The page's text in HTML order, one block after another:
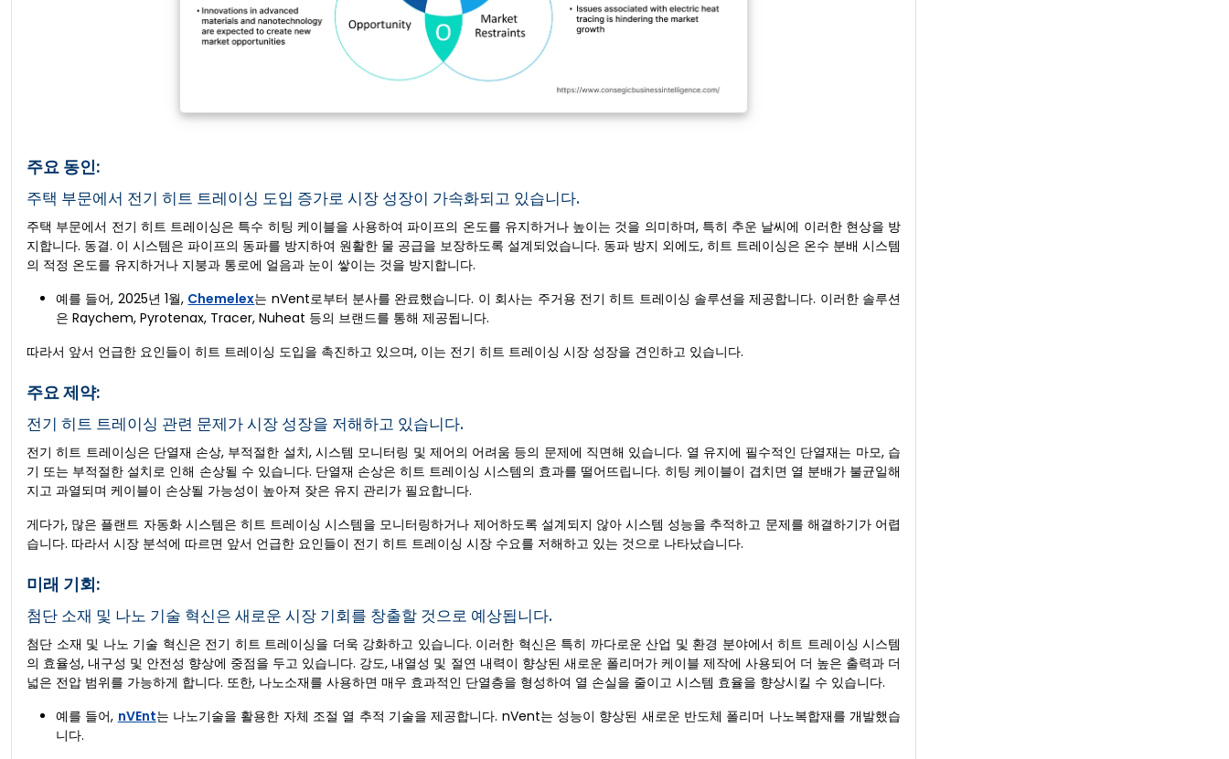
주요 동인:
주택 부문에서 전기 히트 트레이싱 도입 증가로 시장 성장이 가속화되고 있습니다.
주택 부문에서 전기 히트 트레이싱은 특수 히팅 케이블을 사용하여 파이프의 온도를 유지하거나 높이는 것을 의미하며, 특히 추운 날씨에 이러한 현상을 방
지합니다. 동결. 이 시스템은 파이프의 동파를 방지하여 원활한 물 공급을 보장하도록 설계되었습니다. 동파 방지 외에도, 히트 트레이싱은 온수 분배 시스템
의 적정 온도를 유지하거나 지붕과 통로에 얼음과 눈이 쌓이는 것을 방지합니다.
예를 들어, 2025년 1월, Chemelex는 nVent로부터 분사를 완료했습니다. 이 회사는 주거용 전기 히트 트레이싱 솔루션을 제공합니다. 이러한 솔루션
은 Raychem, Pyrotenax, Tracer, Nuheat 등의 브랜드를 통해 제공됩니다.
따라서 앞서 언급한 요인들이 히트 트레이싱 도입을 촉진하고 있으며, 이는 전기 히트 트레이싱 시장 성장을 견인하고 있습니다.
주요 제약:
전기 히트 트레이싱 관련 문제가 시장 성장을 저해하고 있습니다.
전기 히트 트레이싱은 단열재 손상, 부적절한 설치, 시스템 모니터링 및 제어의 어려움 등의 문제에 직면해 있습니다. 열 유지에 필수적인 단열재는 마모, 습
기 또는 부적절한 설치로 인해 손상될 수 있습니다. 단열재 손상은 히트 트레이싱 시스템의 효과를 떨어뜨립니다. 히팅 케이블이 겹치면 열 분배가 불균일해
지고 과열되며 케이블이 손상될 가능성이 높아져 잦은 유지 관리가 필요합니다.
게다가, 많은 플랜트 자동화 시스템은 히트 트레이싱 시스템을 모니터링하거나 제어하도록 설계되지 않아 시스템 성능을 추적하고 문제를 해결하기가 어렵
습니다. 따라서 시장 분석에 따르면 앞서 언급한 요인들이 전기 히트 트레이싱 시장 수요를 저해하고 있는 것으로 나타났습니다.
미래 기회:
첨단 소재 및 나노 기술 혁신은 새로운 시장 기회를 창출할 것으로 예상됩니다.
첨단 소재 및 나노 기술 혁신은 전기 히트 트레이싱을 더욱 강화하고 있습니다. 이러한 혁신은 특히 까다로운 산업 및 환경 분야에서 히트 트레이싱 시스템
의 효율성, 내구성 및 안전성 향상에 중점을 두고 있습니다. 강도, 내열성 및 절연 내력이 향상된 새로운 폴리머가 케이블 제작에 사용되어 더 높은 출력과 더
넓은 전압 범위를 가능하게 합니다. 또한, 나노소재를 사용하면 매우 효과적인 단열층을 형성하여 열 손실을 줄이고 시스템 효율을 향상시킬 수 있습니다.
예를 들어, nVEnt는 나노기술을 활용한 자체 조절 열 추적 기술을 제공합니다. nVent는 성능이 향상된 새로운 반도체 폴리머 나노복합재를 개발했습
니다.